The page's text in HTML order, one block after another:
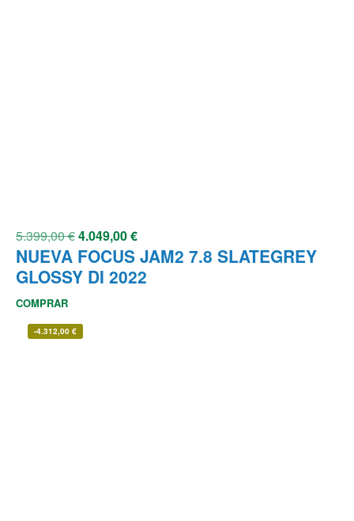
5.399,00€4.049,00€
NUEVA FOCUS JAM2 7.8 SLATEGREY
GLOSSY DI 2022
COMPRAR
-4.312,00 €